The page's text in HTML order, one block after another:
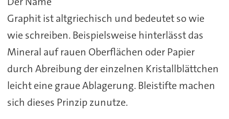
Graphit ist altgriechisch und bedeutet so wie
wie schreiben. Beispielsweise hinterlässt das
Mineral auf rauen Oberflächen oder Papier
durch Abreibung der einzelnen Kristallblättchen
leicht eine graue Ablagerung. Bleistifte machen
sich dieses Prinzip zunutze.